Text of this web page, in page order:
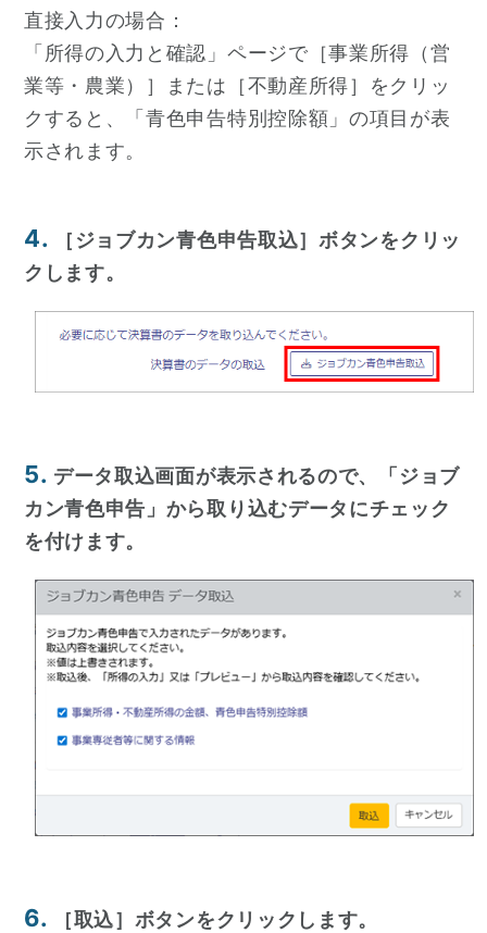
直接入力の場合：
「所得の入力と確認」ページで［事業所得（営
業等・農業）］または［不動産所得］をクリッ
クすると、「青色申告特別控除額」の項目が表
示されます。
4.
［ジョブカン青色申告取込］ボタンをクリッ
クします。
5. データ取込画面が表示されるので、「ジョブ
カン青色申告」から取り込むデータにチェック
を付けます。
6. ［取込］ボタンをクリックします。